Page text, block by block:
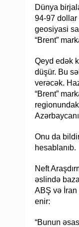
Dünya
94-97 dollar
geosiyasi
“Brent”
Qeyd edək
düşür. Bu
verəcək.
“Brent”
Onu da
hesablanıb.
Neft
əslində
ABŞ və İran
enir:
“Bunun